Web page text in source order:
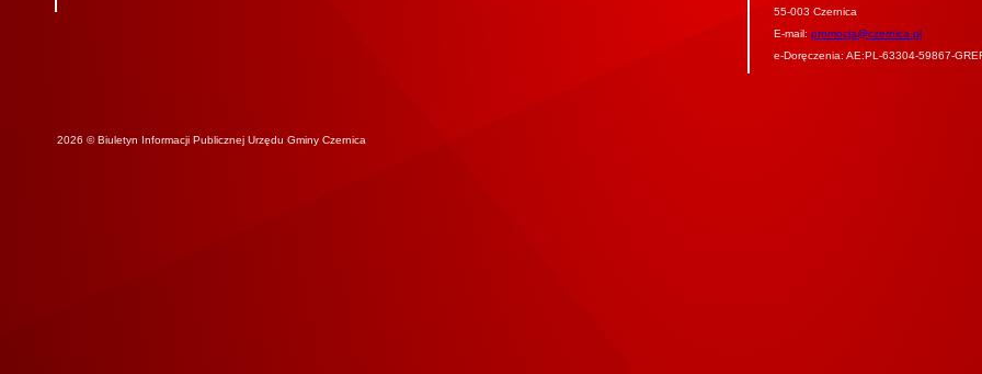
55-003 Czernica
E-mail: promocja@czernica.pl
e-Doręczenia: AE:PL-63304-59867-
2026 © Biuletyn Informacji Publicznej Urzędu Gminy Czernica